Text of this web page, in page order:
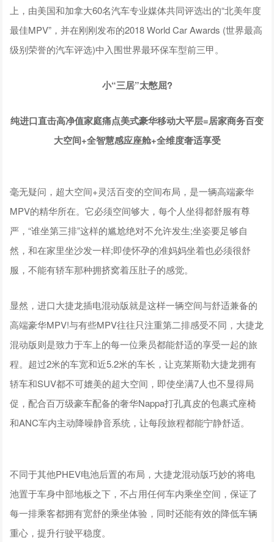
上，由美国和加拿大60名汽车专业媒体共同评选出的“北美年度
最佳MPV”，并在刚刚发布的2018 World Car Awards (世界最高
级别荣誉的汽车评选)中入围世界最环保车型前三甲。
小“三居”太憋屈?
纯进口直击高净值家庭痛点美式豪华移动大平层=居家商务百变
大空间+全智慧感应座舱+全维度奢适享受
毫无疑问，超大空间+灵活百变的空间布局，是一辆高端豪华
MPV的精华所在。它必须空间够大，每个人坐得都舒服有尊
严，“谁坐第三排”这样的尴尬绝对不允许发生;坐姿要足够自
然，和在家里坐沙发一样;即使怀孕的准妈妈坐着也必须很舒
服，不能有轿车那种拥挤窝着压肚子的感觉。
显然，进口大捷龙插电混动版就是这样一辆空间与舒适兼备的
高端豪华MPV!与有些MPV往往只注重第二排感受不同，大捷龙
混动版则是致力于车上的每一位乘员都能舒适的享受一起的旅
程。超过2米的车宽和近5.2米的车长，让克莱斯勒大捷龙拥有
轿车和SUV都不可媲美的超大空间，即使坐满7人也不显得局
促，配合百万级豪车配备的奢华Nappa打孔真皮的包裹式座椅
和ANC车内主动降噪静音系统，让每段旅程都能宁静舒适。
不同于其他PHEV电池后置的布局，大捷龙混动版巧妙的将电
池置于车身中部地板之下，不占用任何车内乘坐空间，保证了
每一排乘客都拥有宽舒的乘坐体验，同时还能有效的降低车辆
重心，提升行驶平稳度。